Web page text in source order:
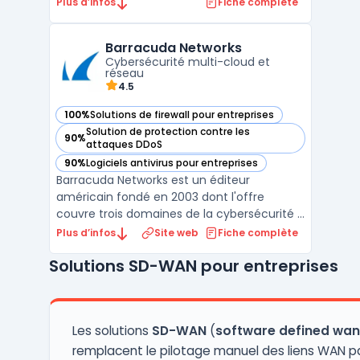
cloud, et des terminaux, tout en assurant la
conformité et la perfo ...
Barracuda Networks
Cybersécurité multi-cloud et
réseau
4.5
100%Solutions de firewall pour entreprises
— voir Barracuda Networks dans cette catégorie
90%Solution de protection contre les
attaques DDoS
— voir Barracuda Networks dans cette catégorie
90%Logiciels antivirus pour entreprises
— voir Barracuda Networks dans cette catégorie
Barracuda Networks est un éditeur
américain fondé en 2003 dont l'offre
couvre trois domaines de la cybersécurité :
email security, protection des applications
données. La plateforme BarracudaONE
console d'administration unif ...
Plus d’infos Site web Fiche complète
Solutions SD-WAN pour entreprises
Les solutions SD-WAN(software defined wan
remplacent le pilotage manuel des liens WAN